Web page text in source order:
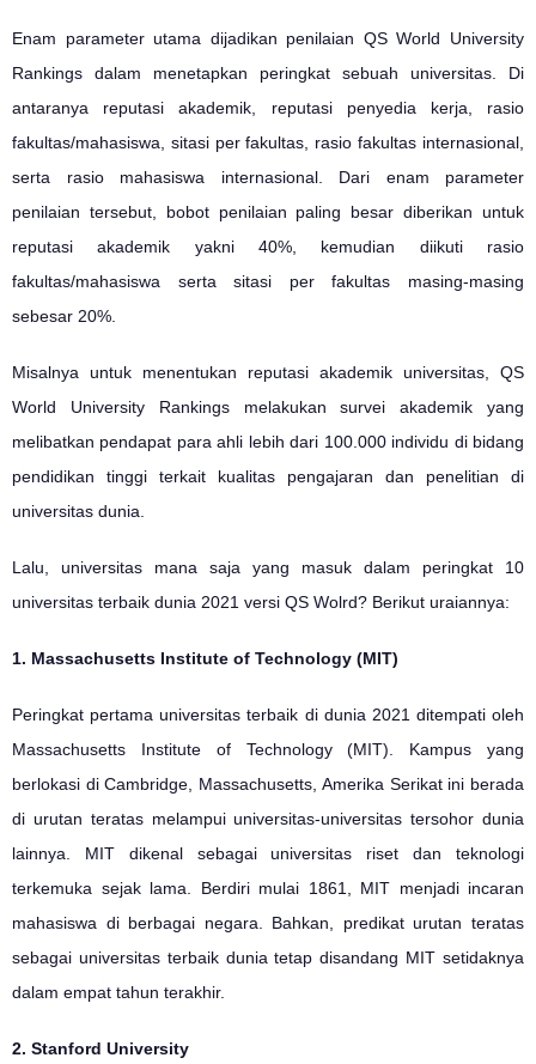
Enam parameter utama dijadikan penilaian QS World University
Rankings dalam menetapkan peringkat sebuah universitas. Di
antaranya reputasi akademik, reputasi penyedia kerja, rasio
fakultas/mahasiswa, sitasi per fakultas, rasio fakultas internasional,
serta rasio mahasiswa internasional. Dari enam parameter
penilaian tersebut, bobot penilaian paling besar diberikan untuk
reputasi akademik yakni 40%, kemudian diikuti rasio
fakultas/mahasiswa serta sitasi per fakultas masing-masing
sebesar 20%.
Misalnya untuk menentukan reputasi akademik universitas, QS
World University Rankings melakukan survei akademik yang
melibatkan pendapat para ahli lebih dari 100.000 individu di bidang
pendidikan tinggi terkait kualitas pengajaran dan penelitian di
universitas dunia.
Lalu, universitas mana saja yang masuk dalam peringkat 10
universitas terbaik dunia 2021 versi QS Wolrd? Berikut uraiannya:
1. Massachusetts Institute of Technology (MIT)
Peringkat pertama universitas terbaik di dunia 2021 ditempati oleh
Massachusetts Institute of Technology (MIT). Kampus yang
berlokasi di Cambridge, Massachusetts, Amerika Serikat ini berada
di urutan teratas melampui universitas-universitas tersohor dunia
lainnya. MIT dikenal sebagai universitas riset dan teknologi
terkemuka sejak lama. Berdiri mulai 1861, MIT menjadi incaran
mahasiswa di berbagai negara. Bahkan, predikat urutan teratas
sebagai universitas terbaik dunia tetap disandang MIT setidaknya
dalam empat tahun terakhir.
2. Stanford University